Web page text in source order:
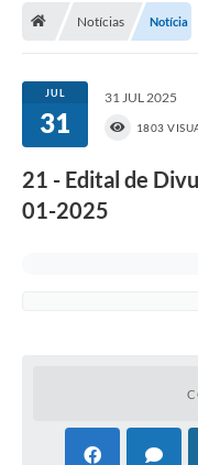
Portal da Transparência
Secretarias
Notícias Notícia
JUL
31
31 JUL 2025
1803
21 - Edital de
01-2025